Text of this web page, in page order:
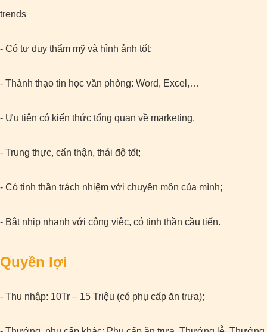
trends
- Có tư duy thẩm mỹ và hình ảnh tốt;
- Thành thạo tin học văn phòng: Word, Excel,…
- Ưu tiên có kiến thức tổng quan về marketing.
- Trung thực, cẩn thận, thái độ tốt;
- Có tinh thần trách nhiệm với chuyên môn của mình;
- Bắt nhịp nhanh với công việc, có tinh thần cầu tiến.
Quyền lợi
- Thu nhập: 10Tr – 15 Triệu (có phụ cấp ăn trưa);